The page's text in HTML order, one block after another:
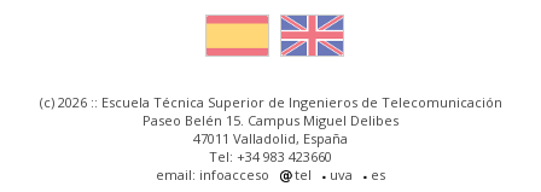
(c) 2026 :: Escuela Técnica Superior de Ingenieros de Telecomunicación
Paseo Belén 15. Campus Miguel Delibes
47011 Valladolid, España
Tel: +34 983 423660
email: infoacceso
tel uva es